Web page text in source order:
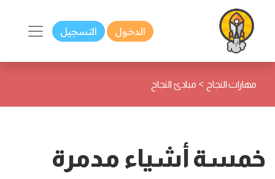
الدخول التسجيل
مهارات النجاح > مبادئ النجاح
خمسة أشياء مدمرة